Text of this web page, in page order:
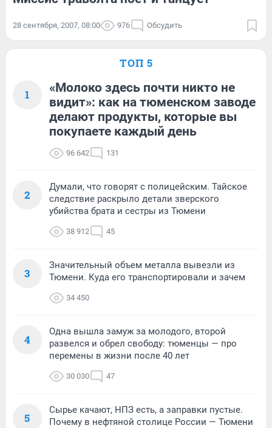
28 сентября, 2007, 08:00 976 Обсудить
ТОП 5
1
«Молоко здесь почти никто не
видит»: как на тюменском заводе
делают продукты, которые вы
покупаете каждый день
96 642 131
2
Думали, что говорят с полицейским. Тайское
следствие раскрыло детали зверского
убийства брата и сестры из Тюмени
38 912 45
3
Значительный объем металла вывезли из
Тюмени. Куда его транспортировали и зачем
34 450
4
Одна вышла замуж за молодого, второй
развелся и обрел свободу: тюменцы — про
перемены в жизни после 40 лет
30 030 47
5
Сырье качают, НПЗ есть, а заправки пустые.
Почему в нефтяной столице России — Тюмени